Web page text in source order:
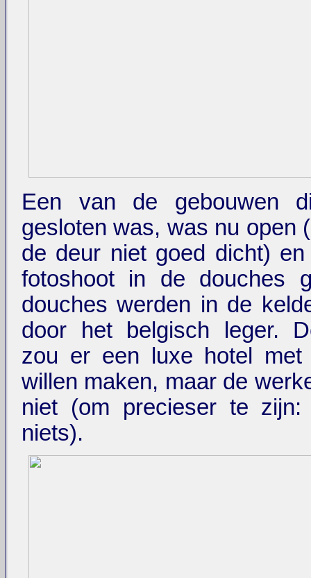
Een van de gebouwen
gesloten was, was nu open
de deur niet goed dicht)
fotoshoot in de douches
douches werden in de
door het belgisch leger.
zou er een luxe hotel met
willen maken, maar de
niet (om precieser te zijn:
niets).